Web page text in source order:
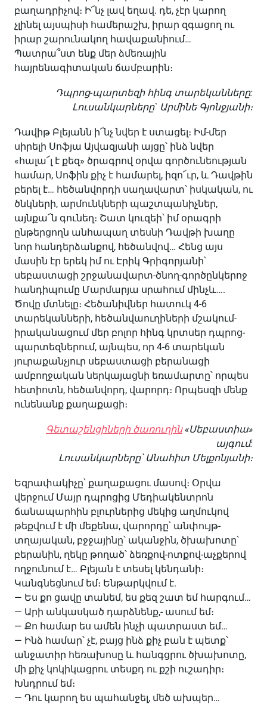
բաղադրիչով։ Ի՜նչ լավ եղավ. դե, չէր կարող
չլինել այսպիսի համերաշխ, իրար զգացող ու
իրար շարունակող հավաքանիում…
Պատրա՞ստ ենք մեր ձմեռային
հայրենագիտական ճամբարին։
Դպրոց-պարտեզի հինգ տարեկանները:
Լուսանկարները` Արմինե Գյոնջյանի։
Դավիթ Բլեյանն ի՜նչ նվեր է ստացել։ Իմ-մեր
սիրելի Սոֆյա Այվազյանի այցը՝ ինձ նվեր
«հալա՜լ է քեզ» ծրագրով օրվա գործունեության
համար, Սոֆին քիչ է համարել, իզո՜ւր, և Դավթին
բերել է… հեծանվորդի սաղավարտ՝ իսկական, ու
ծնկների, արմունկների պաշտպանիչներ,
այնքա՜ն գունեղ։ Շատ կուզեի՝ իմ օրագրի
ընթերցողն անհապաղ տեսնի Դավթի խաղը
նոր հանդերձանքով, հեծանվով… Հենց այս
մասին էր երեկ իմ ու Էրիկ Գրիգորյանի՝
սեբաստացի շրջանավարտ-ծնող-գործընկերոջ
հանդիպումը Մարմարյա սրահում մինչև….
Ծովը մտնելը։ Հեծանիվներ հատուկ 4-6
տարեկանների, հեծանվաուղիների մշակում-
իրականացում մեր բոլոր հինգ կրտսեր դպրոց-
պարտեզներում, այնպես, որ 4-6 տարեկան
յուրաքանչյուր սեբաստացի բերանացի
ամբողջական ներկայացնի եռամարտը՝ որպես
հետիոտն, հեծանվորդ, վարորդ։ Որպեսզի մենք
ունենանք քաղաքացի։
Գետաշենցիների ծառուղին«Սեբաստիա»
այգում:
Լուսանկարները՝ Անահիտ Մելքոնյանի։
Եզրափակիչը՝ քաղաքացու մասով։ Օրվա
վերջում Մայր դպրոցից Մեդիակենտրոն
ճանապարհին բլուրներից մեկից աղմուկով
թեքվում է մի մեքենա, վարորդը՝ անփույթ-
տղայական, բջջայինը՝ ականջին, ծխախոտը՝
բերանին, ղեկը թողած՝ ձեռքով-ոտքով-աչքերով
ողջունում է… Բլեյան է տեսել կենդանի։
Կանգնեցնում եմ։ Ենթարկվում է.
— Ես քո ցավը տանեմ, ես քեզ շատ եմ հարգում…
— Արի անկասկած դարձնենք,- ասում եմ։
— Քո համար ես ամեն ինչի պատրաստ եմ…
— Ինձ համար՝ չէ, բայց ինձ քիչ բան է պետք՝
անջատիր հեռախոսը և հանգցրու ծխախոտը,
մի քիչ կոկիկացրու տեսքդ ու քշի ուշադիր։
Խնդրում եմ։
— Դու կարող ես պահանջել, մեծ ախպեր…